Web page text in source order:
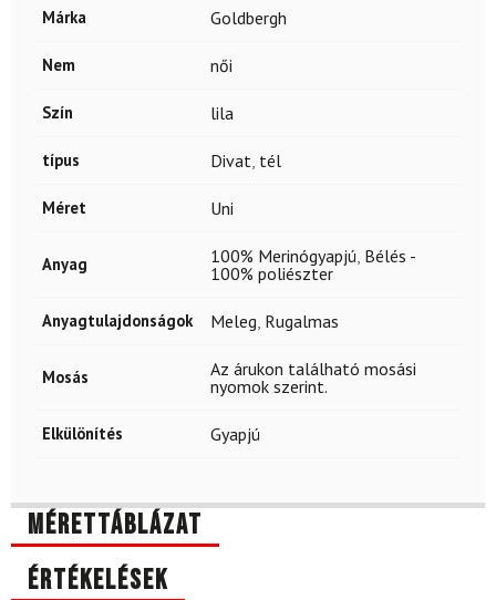
Márka Goldbergh
Nem női
Szín lila
típus Divat tél
Méret Uni
Anyag 100% Merinógyapjú Bélés -
100% poliészter
Anyagtulajdonságok Meleg Rugalmas
Mosás
Az árukon található mosási
nyomok szerint.
Elkülönítés Gyapjú
Mérettáblázat
Értékelések